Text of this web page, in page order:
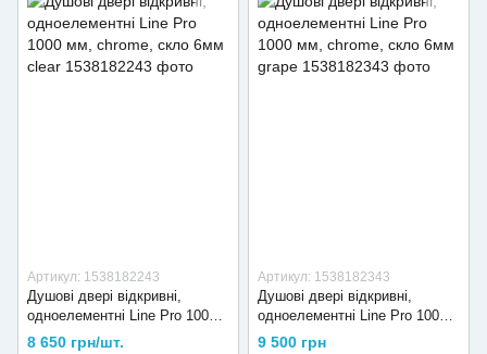
Артикул: 1538182243
Душові двері відкривні,
одноелементні Line Pro 1000
мм, chrome, скло 6мм clear
8 650 грн/шт.
Артикул: 1538182343
Душові двері відкривні,
одноелементні Line Pro 1000
мм, chrome, скло 6мм grape
9 500 грн